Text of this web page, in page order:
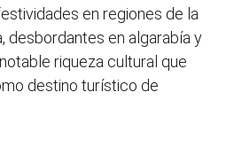
en regiones de la
desbordantes en algarabía y
riqueza cultural que
destino turístico de